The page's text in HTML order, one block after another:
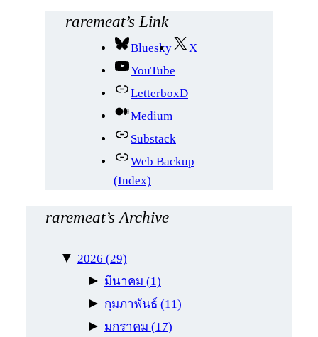
ห
raremeat’s Link
Bluesky
X
YouTube
LetterboxD
Medium
Substack
Web Backup
(Index)
raremeat’s Archive
▼ 2026 (29)
► มีนาคม (1)
► กุมภาพันธ์ (11)
► มกราคม (17)